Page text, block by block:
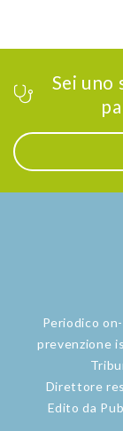
Sei uno
Periodico
prevenzione
Direttore
Edito da